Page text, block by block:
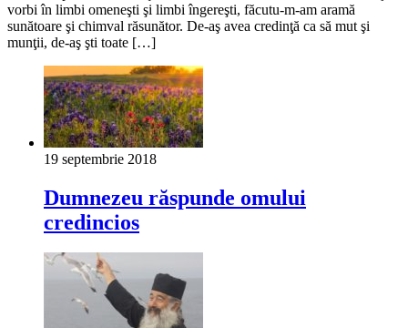
vorbi în limbi omeneşti şi limbi îngereşti, făcutu-m-am aramă
sunătoare şi chimval răsunător. De-aş avea credinţă ca să mut şi
munţii, de-aş şti toate […]
19 septembrie 2018
Dumnezeu răspunde omului
credincios